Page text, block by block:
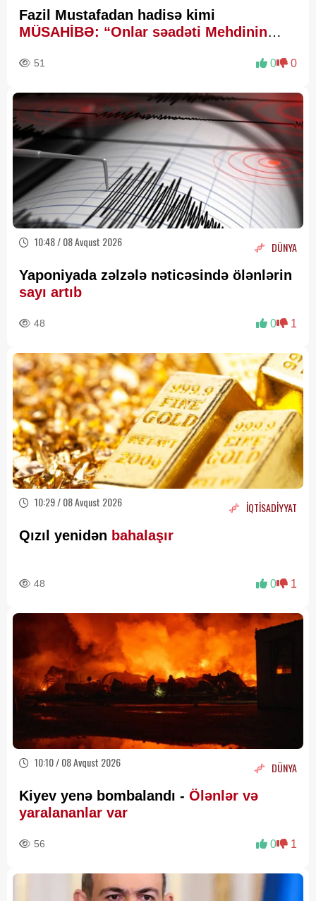
Fazil Mustafadan hadisə kimi
MÜSAHİBƏ: “Onlar səadəti Mehdinin
51 0 0
10:48 / 08 Avqust 2026 DÜNYA
Yaponiyada zəlzələ nəticəsində ölənlərin
sayı artıb
48 0 1
10:29 / 08 Avqust 2026 İQTİSADİYYAT
Qızıl yenidən bahalaşır
48 0 1
10:10 / 08 Avqust 2026 DÜNYA
Kiyev yenə bombalandı - Ölənlər və
yaralananlar var
56 0 1